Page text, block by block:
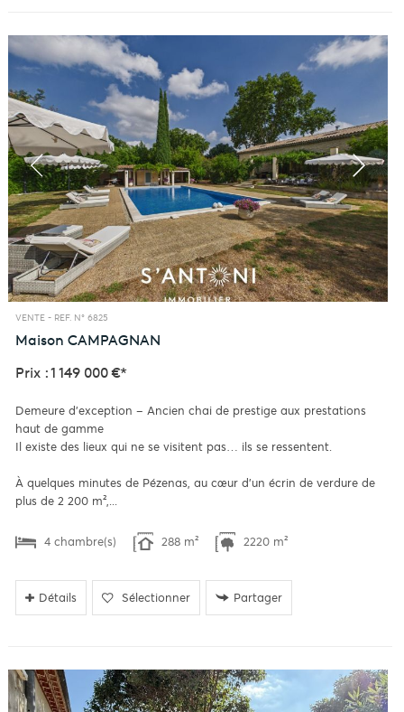
VENTE - REF. N° 6825
Maison CAMPAGNAN
Prix : 1 149 000 €*
Demeure d'exception – Ancien chai de prestige aux prestations
haut de gamme
Il existe des lieux qui ne se visitent pas… ils se ressentent.
À quelques minutes de Pézenas, au cœur d'un écrin de verdure de
plus de 2 200 m²,...
4 chambre(s) 288 m² 2220 m²
Détails Sélectionner Partager